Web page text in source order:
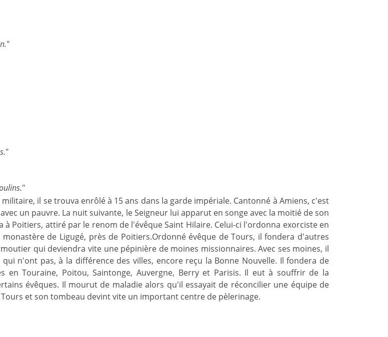
"
"
"
il se trouva enrôlé à 15 ans dans la garde impériale. Cantonné à Amiens, c'est
un pauvre. La nuit suivante, le Seigneur lui apparut en songe avec la moitié de son
à Poitiers, attiré par le renom de l'évêque Saint Hilaire. Celui-ci l'ordonna exorciste en
de Ligugé, près de Poitiers.Ordonné évêque de Tours, il fondera d'autres
qui deviendra vite une pépinière de moines missionnaires. Avec ses moines, il
qui n'ont pas, à la différence des villes, encore reçu la Bonne Nouvelle. Il fondera de
en Touraine, Poitou, Saintonge, Auvergne, Berry et Parisis. Il eut à souffrir de la
évêques. Il mourut de maladie alors qu'il essayait de réconcilier une équipe de
et son tombeau devint vite un important centre de pèlerinage.